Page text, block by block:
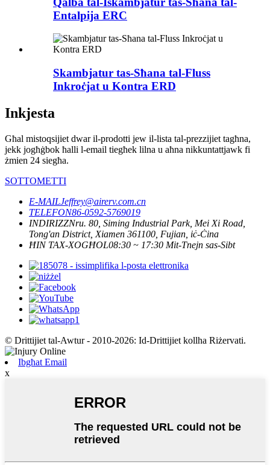
Entalpija ERC
Skambjatur tas-Sħana tal-Fluss
Inkroċjat u Kontra ERD
Inkjesta
Għal mistoqsijiet dwar il-prodotti jew il-lista tal-prezzijiet tagħna,
jekk jogħġbok ħalli l-email tiegħek lilna u aħna nikkuntattjawk fi
żmien 24 siegħa.
SOTTOMETTI
E-MAILJeffrey@airerv.com.cn
TELEFON86-0592-5769019
INDIRIZZNru. 80, Siming Industrial Park, Mei Xi Road,
Tong'an District, Xiamen 361100, Fujian, iċ-Ċina
ĦIN TAX-XOGĦOL08:30 ~ 17:30 Mit-Tnejn sas-Sibt
© Drittijiet tal-Awtur - 2010-2026: Id-Drittijiet kollha Riżervati.
Ibgħat Email
x